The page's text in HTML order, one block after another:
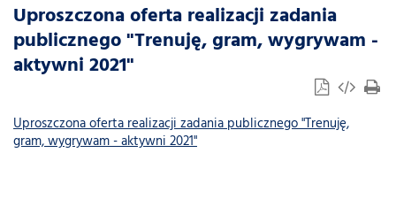
Uproszczona oferta realizacji zadania
publicznego "Trenuję, gram, wygrywam -
aktywni 2021"
Uproszczona oferta realizacji zadania publicznego "Trenuję,
gram, wygrywam - aktywni 2021"